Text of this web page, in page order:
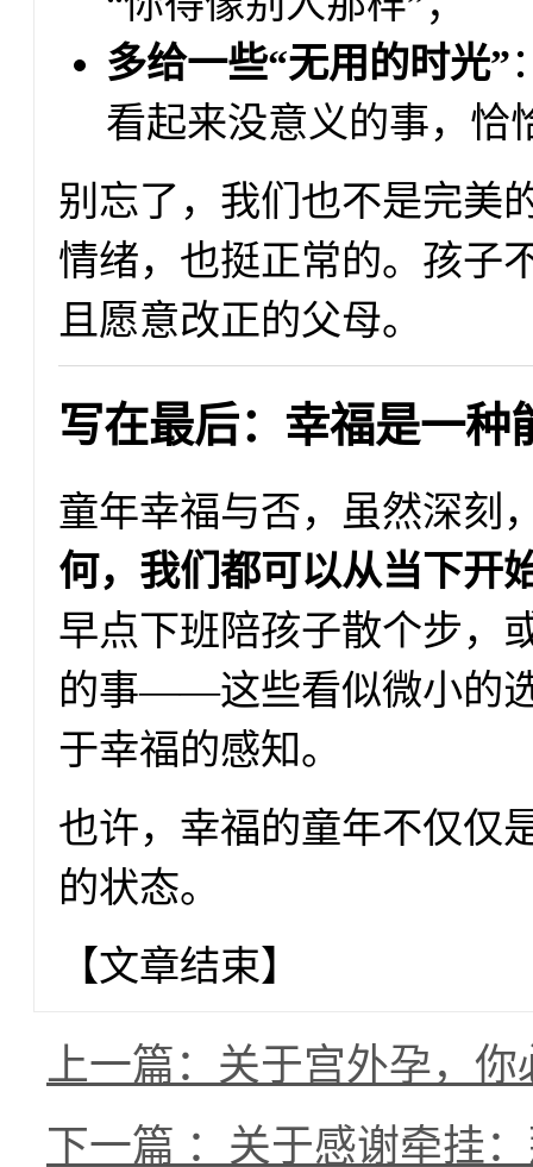
多给一些“无用的时光”
看起来没意义的事，恰
别忘了，我们也不是完美
情绪，也挺正常的。孩子
且愿意改正的父母。
写在最后：幸福是一种
童年幸福与否，虽然深刻
何，我们都可以从当下开
早点下班陪孩子散个步，
的事——这些看似微小的
于幸福的感知。
也许，幸福的童年不仅仅
的状态。
【文章结束】
上一篇：关于宫外孕，
下一篇 ：关于感谢牵挂